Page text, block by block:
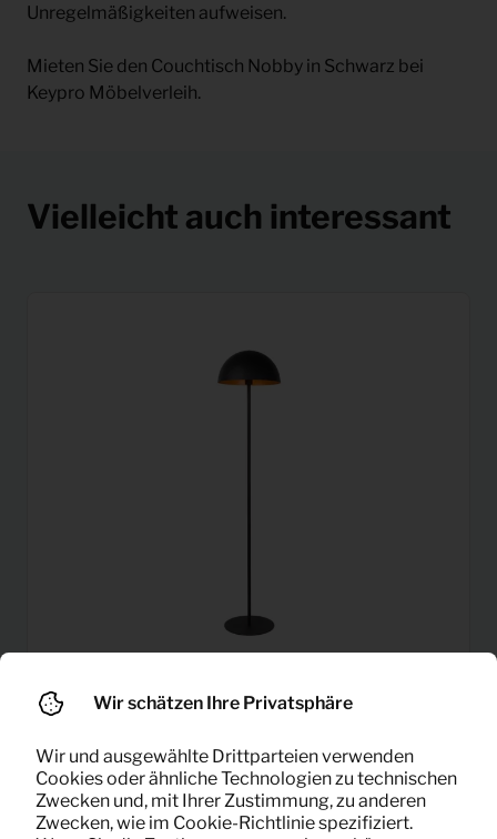
Unregelmäßigkeiten aufweisen.
Mieten Sie den Couchtisch Nobby in Schwarz bei
Keypro Möbelverleih.
Vielleicht auch interessant
(schwarz)
Pro Monat
(exklusiv MwSt)
Wir schätzen Ihre Privatsphäre
Wir und ausgewählte Drittparteien verwenden
Cookies oder ähnliche Technologien zu technischen
Zwecken und, mit Ihrer Zustimmung, zu anderen
Zwecken, wie im Cookie-Richtlinie spezifiziert.